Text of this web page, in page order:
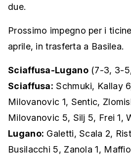
due.
Prossimo impegno per i
aprile, in trasferta a Basilea.
Sciaffusa-Lugano(7-3, 3-
Sciaffusa: Schmuki, Kallay
Milovanovic 1, Sentic,
Milovanovic 5, Silj 5, Frei 1,
Lugano: Galetti, Scala 2,
Busilacchi 5, Zanola 1,